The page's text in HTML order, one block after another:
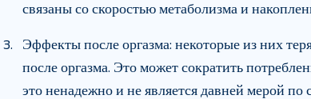
связаны со скоростью метаболизма и
Эффекты после оргазма: некоторые из них
после оргазма. Это может сократить
это ненадежно и не является давней мерой по